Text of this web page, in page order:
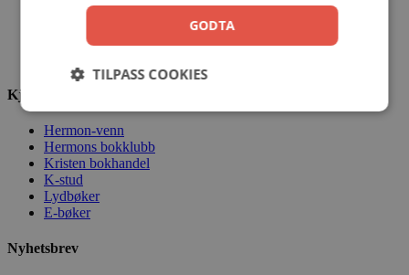
Min konto
Kjøpsbetingelser
Kjekt å vite
Hermon-venn
Hermons bokklubb
Kristen bokhandel
K-stud
Lydbøker
E-bøker
Nyhetsbrev
GODTA
TILPASS COOKIES